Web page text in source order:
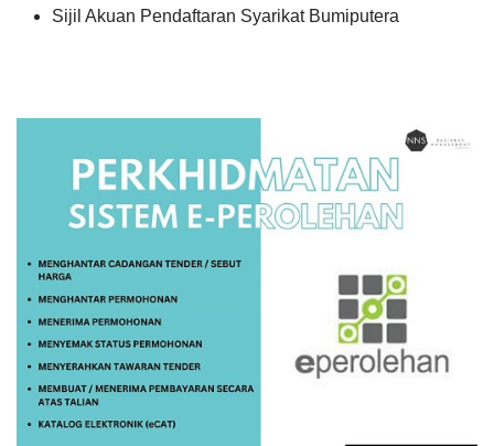
Sijil Akuan Pendaftaran Syarikat Bumiputera